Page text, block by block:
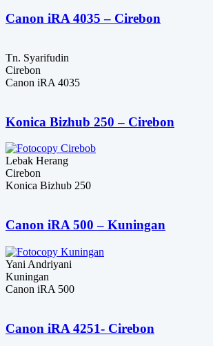
Canon iRA 4035 – Cirebon
Tn. Syarifudin
Cirebon
Canon iRA 4035
Konica Bizhub 250 – Cirebon
Lebak Herang
Cirebon
Konica Bizhub 250
Canon iRA 500 – Kuningan
Yani Andriyani
Kuningan
Canon iRA 500
Canon iRA 4251- Cirebon